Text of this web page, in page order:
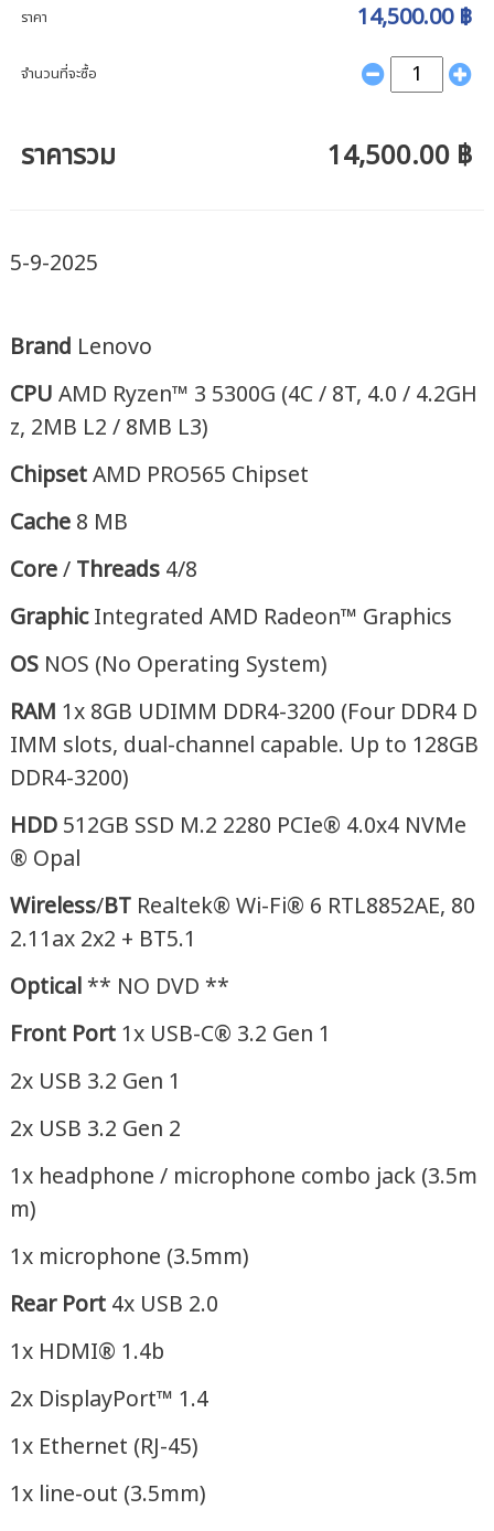
ราคา 14,500.00 ฿
จำนวนที่จะซื้อ
ราคารวม 14,500.00 ฿
5-9-2025
Brand Lenovo
CPUAMD Ryzen™ 3 5300G (4C / 8T, 4.0 / 4.2GH
z, 2MB L2 / 8MB L3)
ChipsetAMD PRO565 Chipset
Cache 8 MB
Core/ Threads 4/8
GraphicIntegrated AMD Radeon™ Graphics
OS NOS (No Operating System)
RAM 1x 8GB UDIMM DDR4-3200 (Four DDR4 D
IMM slots, dual-channel capable. Up to 128GB
DDR4-3200)
HDD 512GB SSD M.2 2280 PCIe® 4.0x4 NVMe
® Opal
Wireless/BT Realtek® Wi-Fi® 6 RTL8852AE, 80
2.11ax 2x2 + BT5.1
Optical ** NO DVD **
Front Port 1x USB-C® 3.2 Gen 1
2x USB 3.2 Gen 1
2x USB 3.2 Gen 2
1x headphone / microphone combo jack (3.5m
m)
1x microphone (3.5mm)
Rear Port 4x USB 2.0
1x HDMI® 1.4b
2x DisplayPort™ 1.4
1x Ethernet (RJ-45)
1x line-out (3.5mm)